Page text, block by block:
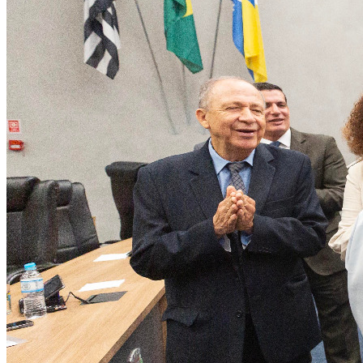
Para Sua Empresa
Anuncie Regional
Guia de Empresas
Vagas na RegiãoNovo
Hub de Negócios
Guia Comercial
Selo Verificado
Portal Educacional
Agenda de Vestibulares
Vagas de Emprego
Concursos
Panorama Econômico
Panorama Econômico
Para Sua Empresa
Anuncie no Portal
Verificar EmpresaNovo
Anunciar Vagas
Novo
Publicidade Legal